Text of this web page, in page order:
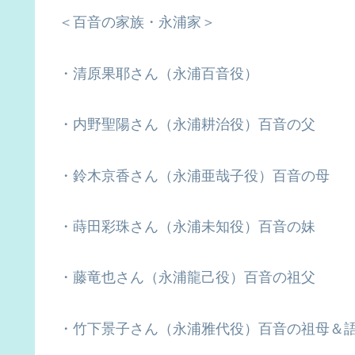
＜百音の家族・永浦家＞
・清原果耶さん（永浦百音役）
・内野聖陽さん（永浦耕治役）百音の父
・鈴木京香さん（永浦亜哉子役）百音の母
・蒔田彩珠さん（永浦未知役）百音の妹
・藤竜也さん（永浦龍己役）百音の祖父
・竹下景子さん（永浦雅代役）百音の祖母＆